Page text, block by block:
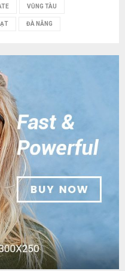
VŨNG TÀU
ĐÀ NẴNG